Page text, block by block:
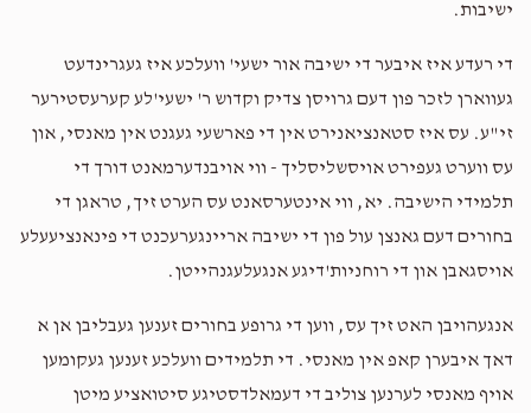
ישיבות.
די רעדע איז איבער די ישיבה אור ישעי' וועלכע איז געגרינדעט
געווארן לזכר פון דעם גרויסן צדיק וקדוש ר' ישעי'לע קערעסטירער
זי"ע. עס איז סטאנציאנירט אין די פארשעי געגנט אין מאנסי, און
עס ווערט געפירט אויסשליסליך - ווי אויבנדערמאנט דורך די
תלמידי הישיבה. יא, ווי אינטערסאנט עס הערט זיך, טראגן די
בחורים דעם גאנצן עול פון די ישיבה אריינגערעכנט די פינאנציעעלע
אויסגאבן און די רוחניות'דיגע אנגעלעגנהייטן.
אנגעהויבן האט זיך עס, ווען די גרופע בחורים זענען געבליבן אן א
דאך איבערן קאפ אין מאנסי. די תלמידים וועלכע זענען געקומען
אויף מאנסי לערנען צוליב די דעמאלדסטיגע סיטואציע מיטן